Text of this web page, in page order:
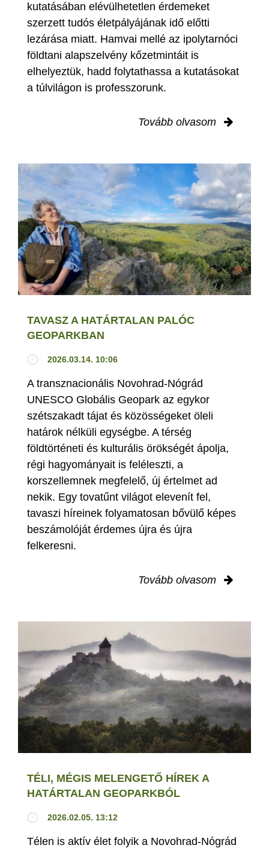
kutatásában elévülhetetlen érdemeket
szerzett tudós életpályájának idő előtti
lezárása miatt. Hamvai mellé az ipolytarnóci
földtani alapszelvény kőzetmintáit is
elhelyeztük, hadd folytathassa a kutatásokat
a túlvilágon is professzorunk.
Tovább olvasom
TAVASZ A HATÁRTALAN PALÓC
GEOPARKBAN
2026.03.14. 10:06
A transznacionális Novohrad-Nógrád
UNESCO Globális Geopark az egykor
szétszakadt tájat és közösségeket öleli
határok nélküli egységbe. A térség
földtörténeti és kulturális örökségét ápolja,
régi hagyományait is feléleszti, a
korszellemnek megfelelő, új értelmet ad
nekik. Egy tovatűnt világot elevenít fel,
tavaszi híreinek folyamatosan bővülő képes
beszámolóját érdemes újra és újra
felkeresni.
Tovább olvasom
TÉLI, MÉGIS MELENGETŐ HÍREK A
HATÁRTALAN GEOPARKBÓL
2026.02.05. 13:12
Télen is aktív élet folyik a Novohrad-Nógrád